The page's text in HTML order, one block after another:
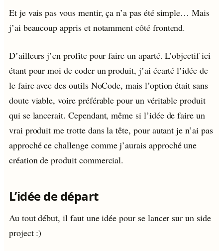
Et je vais pas vous mentir, ça n’a pas été simple… Mais
j’ai beaucoup appris et notamment côté frontend.
D’ailleurs j’en profite pour faire un aparté. L’objectif ici
étant pour moi de coder un produit, j’ai écarté l’idée de
le faire avec des outils NoCode, mais l’option était sans
doute viable, voire préférable pour un véritable produit
qui se lancerait. Cependant, même si l’idée de faire un
vrai produit me trotte dans la tête, pour autant je n’ai pas
approché ce challenge comme j’aurais approché une
création de produit commercial.
L’idée de départ
Au tout début, il faut une idée pour se lancer sur un side
project :)